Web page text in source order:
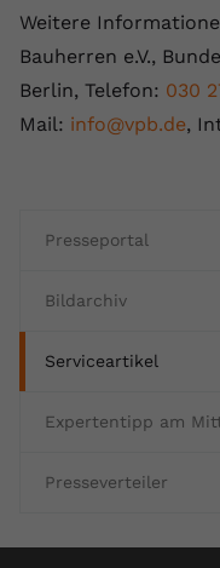
Presseportal
Bildarchiv
Serviceartikel
Expertentipp am
Presseverteiler
Weitere
Bauherren e.V.,
Berlin, Telefon: 030
Mail: info@vpb.de,